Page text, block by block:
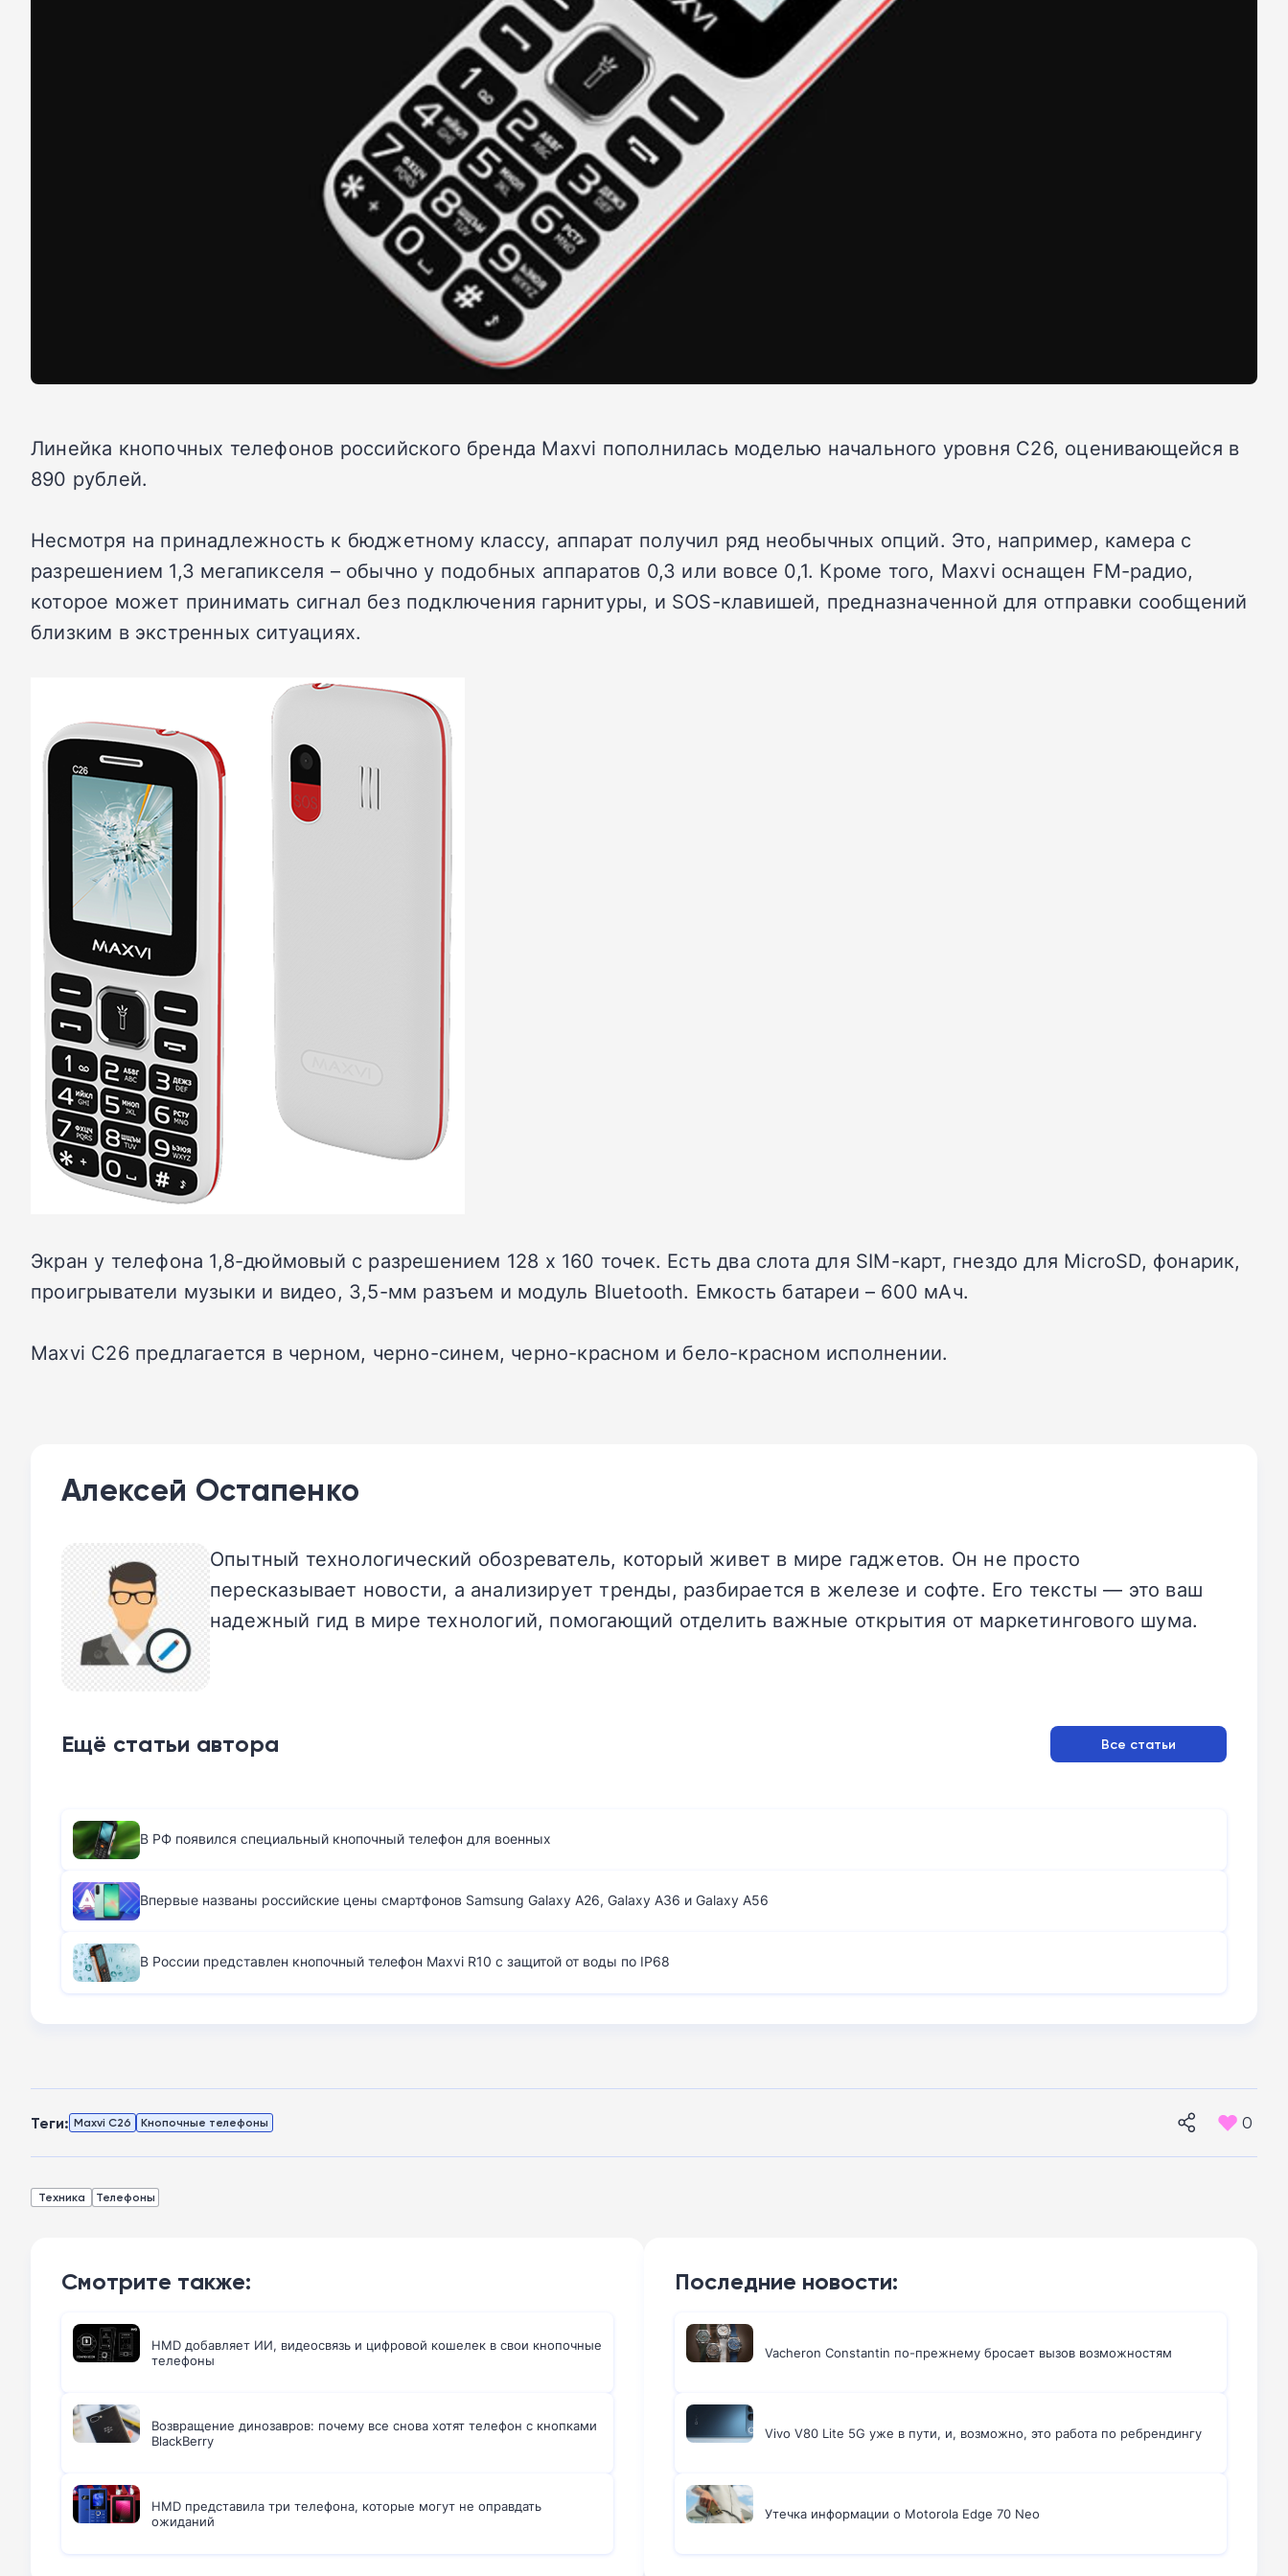
Линейка кнопочных телефонов российского бренда Maxvi пополнилась моделью начального уровня С26, оценивающейся в
890 рублей.
Несмотря на принадлежность к бюджетному классу, аппарат получил ряд необычных опций. Это, например, камера с
разрешением 1,3 мегапикселя – обычно у подобных аппаратов 0,3 или вовсе 0,1. Кроме того, Maxvi оснащен FM-радио,
которое может принимать сигнал без подключения гарнитуры, и SOS-клавишей, предназначенной для отправки сообщений
близким в экстренных ситуациях.
Экран у телефона 1,8-дюймовый с разрешением 128 х 160 точек. Есть два слота для SIM-карт, гнездо для MicroSD, фонарик,
проигрыватели музыки и видео, 3,5-мм разъем и модуль Bluetooth. Емкость батареи – 600 мАч.
Maxvi C26 предлагается в черном, черно-синем, черно-красном и бело-красном исполнении.
Алексей Остапенко
Опытный технологический обозреватель, который живет в мире гаджетов. Он не просто
пересказывает новости, а анализирует тренды, разбирается в железе и софте. Его тексты — это ваш
надежный гид в мире технологий, помогающий отделить важные открытия от маркетингового шума.
Ещё статьи автора Все статьи
В РФ появился специальный кнопочный телефон для военных
Впервые названы российские цены смартфонов Samsung Galaxy A26, Galaxy A36 и Galaxy A56
В России представлен кнопочный телефон Maxvi R10 с защитой от воды по IP68
Теги: Maxvi C26 Кнопочные телефоны 0
Техника Телефоны
Смотрите также:
HMD добавляет ИИ, видеосвязь и цифровой кошелек в свои кнопочные
телефоны
Возвращение динозавров: почему все снова хотят телефон с кнопками
BlackBerry
HMD представила три телефона, которые могут не оправдать
ожиданий
Последние новости:
Vacheron Constantin по-прежнему бросает вызов возможностям
Vivo V80 Lite 5G уже в пути, и, возможно, это работа по ребрендингу
Утечка информации о Motorola Edge 70 Neo